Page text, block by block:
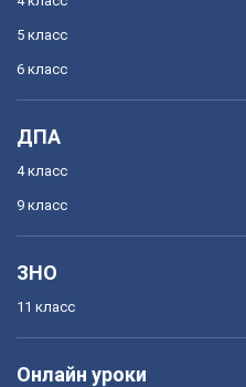
5 класс
6 класс
ДПА
4 класс
9 класс
ЗНО
11 класс
Онлайн уроки